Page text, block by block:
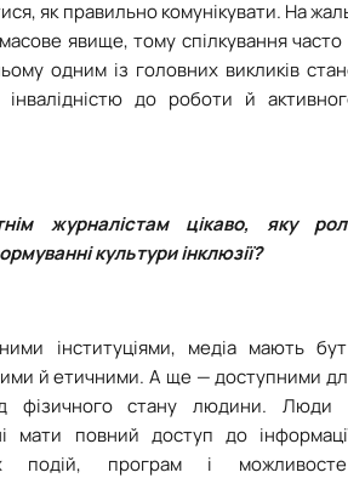
як правильно комунікувати. На
явище, тому спілкування часто
одним із головних викликів
до роботи й
журналістам цікаво, яку
культури інклюзії?
інституціями, медіа мають
й етичними. А ще — доступними
фізичного стану людини. Люди
мати повний доступ до
подій, програм і